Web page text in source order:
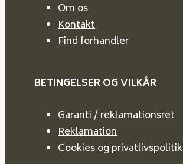
Om os
Kontakt
Find forhandler
BETINGELSER OG VILKÅR
Garanti / reklamationsret
Reklamation
Cookies og privatlivspolitik